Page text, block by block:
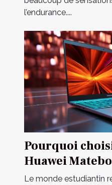
l’endurance....
Pourquoi
Huawei
étudiant ?
Le monde estudiantin